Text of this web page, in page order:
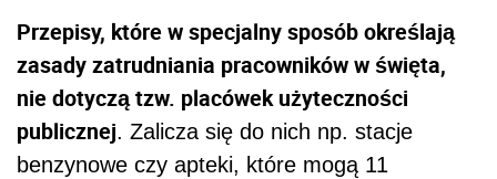
Przepisy, które w specjalny sposób określają
zasady zatrudniania pracowników w święta,
nie dotyczą tzw. placówek użyteczności
publicznej. Zalicza się do nich np. stacje
benzynowe czy apteki, które mogą 11